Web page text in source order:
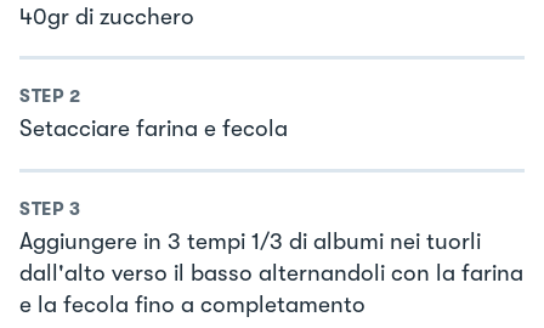
40gr di zucchero
STEP 2
Setacciare farina e fecola
STEP 3
Aggiungere in 3 tempi 1/3 di albumi nei tuorli
dall'alto verso il basso alternandoli con la farina
e la fecola fino a completamento